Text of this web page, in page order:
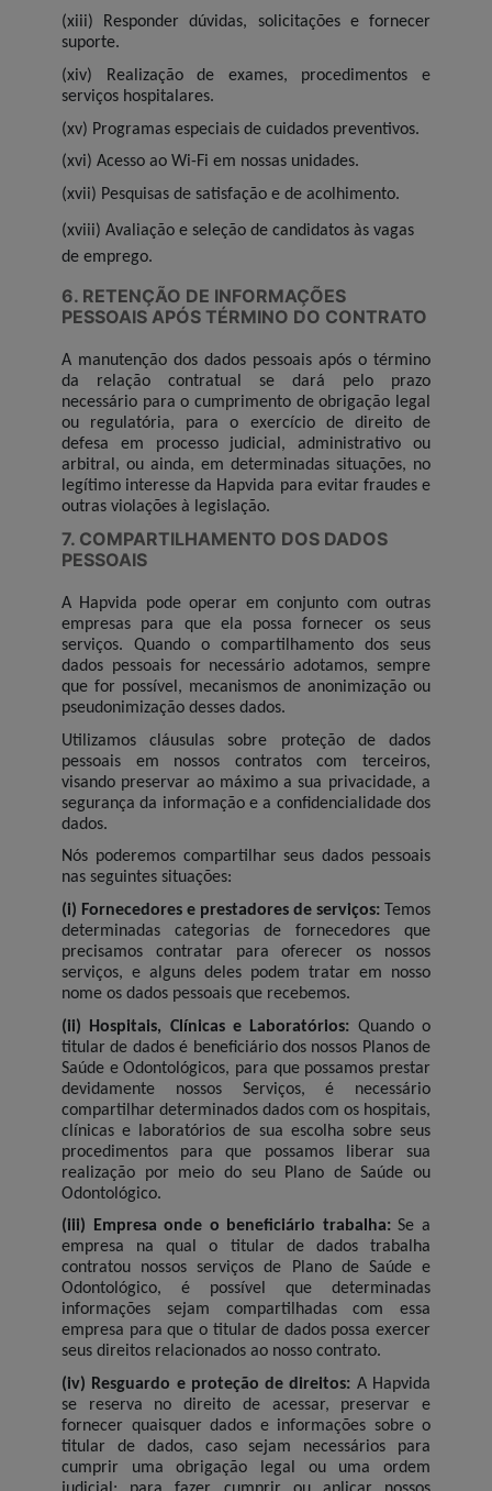
(xiii) Responder dúvidas, solicitações e fornecer
suporte.
(xiv) Realização de exames, procedimentos e
serviços hospitalares.
(xv) Programas especiais de cuidados preventivos.
(xvi) Acesso ao Wi-Fi em nossas unidades.
(xvii) Pesquisas de satisfação e de acolhimento.
(xviii) Avaliação e seleção de candidatos às vagas
de emprego.
6. RETENÇÃO DE INFORMAÇÕES
PESSOAIS APÓS TÉRMINO DO CONTRATO
A manutenção dos dados pessoais após o término
da relação contratual se dará pelo prazo
necessário para o cumprimento de obrigação legal
ou regulatória, para o exercício de direito de
defesa em processo judicial, administrativo ou
arbitral, ou ainda, em determinadas situações, no
legítimo interesse da Hapvida para evitar fraudes e
outras violações à legislação.
7. COMPARTILHAMENTO DOS DADOS
PESSOAIS
A Hapvida pode operar em conjunto com outras
empresas para que ela possa fornecer os seus
serviços. Quando o compartilhamento dos seus
dados pessoais for necessário adotamos, sempre
que for possível, mecanismos de anonimização ou
pseudonimização desses dados.
Utilizamos cláusulas sobre proteção de dados
pessoais em nossos contratos com terceiros,
visando preservar ao máximo a sua privacidade, a
segurança da informação e a confidencialidade dos
dados.
Nós poderemos compartilhar seus dados pessoais
nas seguintes situações:
(i) Fornecedores e prestadores de serviços: Temos
determinadas categorias de fornecedores que
precisamos contratar para oferecer os nossos
serviços, e alguns deles podem tratar em nosso
nome os dados pessoais que recebemos.
(ii) Hospitais, Clínicas e Laboratórios: Quando o
titular de dados é beneficiário dos nossos Planos de
Saúde e Odontológicos, para que possamos prestar
devidamente nossos Serviços, é necessário
compartilhar determinados dados com os hospitais,
clínicas e laboratórios de sua escolha sobre seus
procedimentos para que possamos liberar sua
realização por meio do seu Plano de Saúde ou
Odontológico.
(iii) Empresa onde o beneficiário trabalha:Se a
empresa na qual o titular de dados trabalha
contratou nossos serviços de Plano de Saúde e
Odontológico, é possível que determinadas
informações sejam compartilhadas com essa
empresa para que o titular de dados possa exercer
seus direitos relacionados ao nosso contrato.
(iv) Resguardo e proteção de direitos: A Hapvida
se reserva no direito de acessar, preservar e
fornecer quaisquer dados e informações sobre o
titular de dados, caso sejam necessários para
cumprir uma obrigação legal ou uma ordem